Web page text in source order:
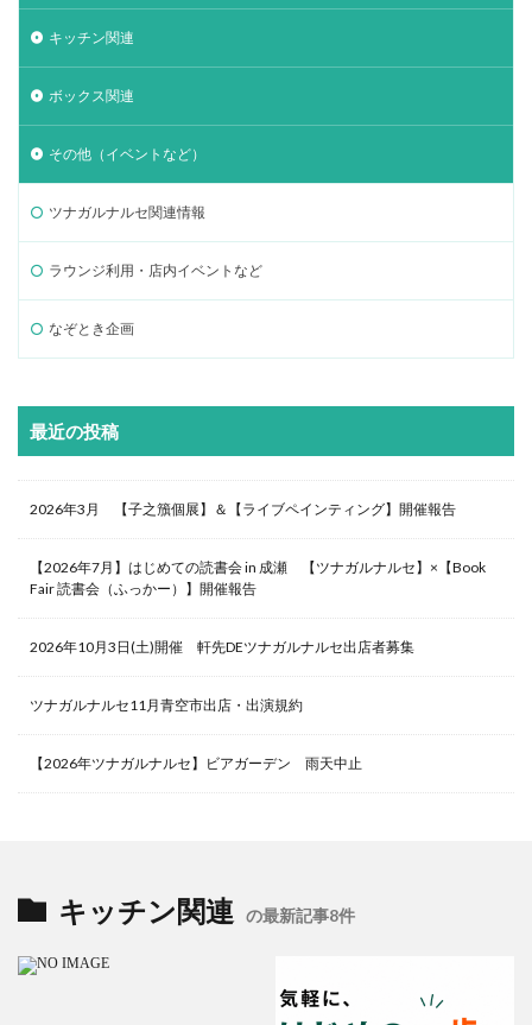
キッチン関連
ボックス関連
その他（イベントなど）
ツナガルナルセ関連情報
ラウンジ利用・店内イベントなど
なぞとき企画
最近の投稿
2026年3月 【子之籏個展】＆【ライブペインティング】開催報告
【2026年7月】はじめての読書会 in 成瀬 【ツナガルナルセ】×【Book
Fair 読書会（ふっかー）】開催報告
2026年10月3日(土)開催 軒先DEツナガルナルセ出店者募集
ツナガルナルセ11月青空市出店・出演規約
【2026年ツナガルナルセ】ビアガーデン 雨天中止
キッチン関連 の最新記事8件